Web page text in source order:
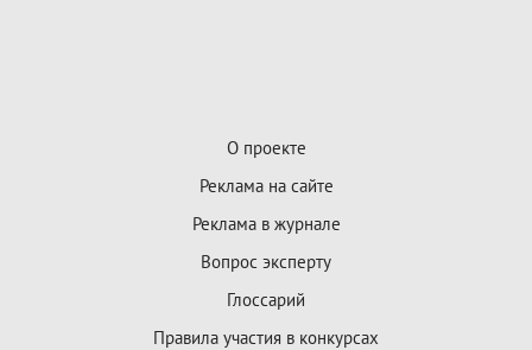
О проекте
Реклама на сайте
Реклама в журнале
Вопрос эксперту
Глоссарий
Правила участия в конкурсах